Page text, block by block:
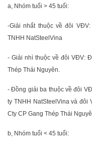
a, Nhóm tuổi > 45 tuổi:
-Giải nhất thuộc về đôi
TNHH NatSteelVina
- Giải nhì thuộc về đôi VĐV:
Thép Thái Nguyên.
- Đồng giải ba thuộc về đôi
ty TNHH NatSteelVina và đôi
Cty CP Gang Thép Thái
b, Nhóm tuổi < 45 tuổi: